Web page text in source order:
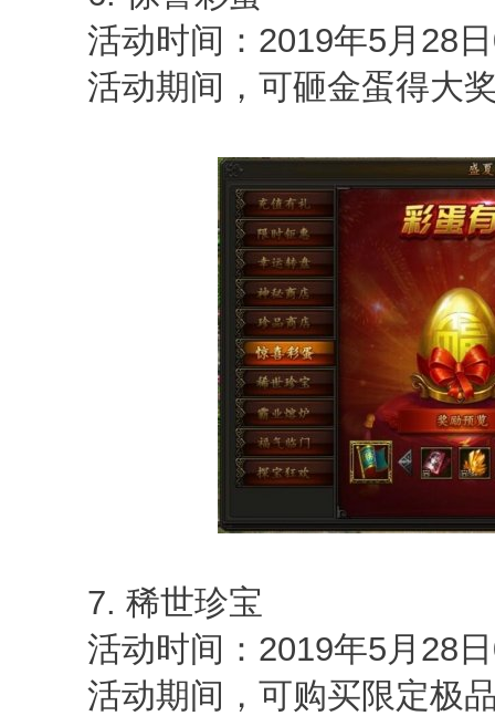
活动时间：2019年5月28
活动期间，可砸金蛋得大
7. 稀世珍宝
活动时间：2019年5月28
活动期间，可购买限定极